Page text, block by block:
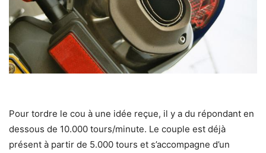
Pour tordre le cou à une idée reçue, il y a du répondant en
dessous de 10.000 tours/minute. Le couple est déjà
présent à partir de 5.000 tours et s’accompagne d’un